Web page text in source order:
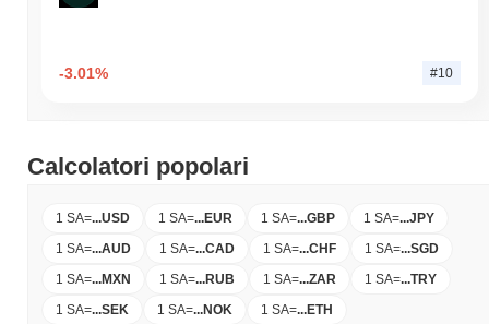
-3.01% #10
Calcolatori popolari
1 SA=...USD 1 SA=...EUR 1 SA=...GBP 1 SA=...JPY
1 SA=...AUD 1 SA=...CAD 1 SA=...CHF 1 SA=...SGD
1 SA=...MXN 1 SA=...RUB 1 SA=...ZAR 1 SA=...TRY
1 SA=...SEK 1 SA=...NOK 1 SA=...ETH